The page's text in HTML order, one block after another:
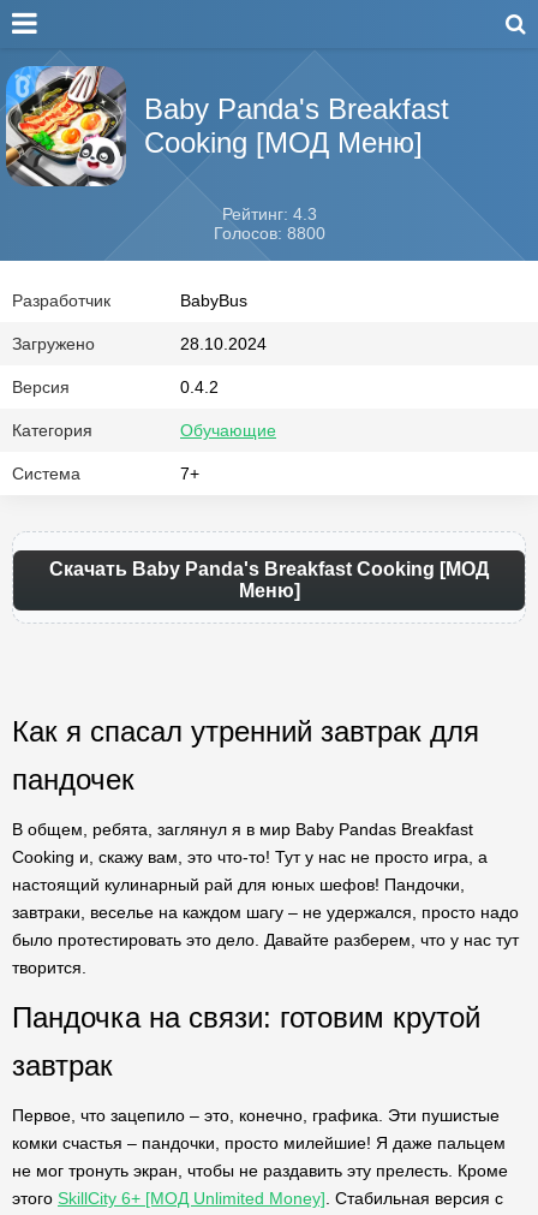
Baby Panda's Breakfast
Cooking [МОД Меню]
Рейтинг: 4.3
Голосов: 8800
Разработчик BabyBus
Загружено 28.10.2024
Версия 0.4.2
Категория Обучающие
Система 7+
Скачать Baby Panda's Breakfast Cooking [МОД
Меню]
Как я спасал утренний завтрак для
пандочек
В общем, ребята, заглянул я в мир Baby Pandas Breakfast
Cooking и, скажу вам, это что-то! Тут у нас не просто игра, а
настоящий кулинарный рай для юных шефов! Пандочки,
завтраки, веселье на каждом шагу – не удержался, просто надо
было протестировать это дело. Давайте разберем, что у нас тут
творится.
Пандочка на связи: готовим крутой
завтрак
Первое, что зацепило – это, конечно, графика. Эти пушистые
комки счастья – пандочки, просто милейшие! Я даже пальцем
не мог тронуть экран, чтобы не раздавить эту прелесть. Кроме
этого SkillCity 6+ [МОД Unlimited Money] . Стабильная версия с